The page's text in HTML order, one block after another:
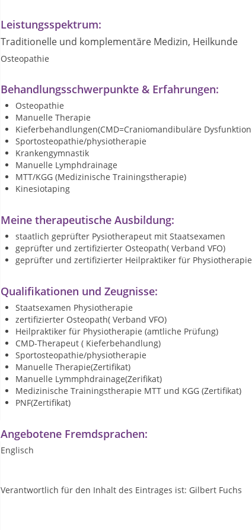
Leistungsspektrum:
Traditionelle und komplementäre Medizin, Heilkunde
Osteopathie
Behandlungsschwerpunkte & Erfahrungen:
Osteopathie
Manuelle Therapie
Kieferbehandlungen(CMD=Craniomandibuläre Dysfunktion
Sportosteopathie/physiotherapie
Krankengymnastik
Manuelle Lymphdrainage
MTT/KGG (Medizinische Trainingstherapie)
Kinesiotaping
Meine therapeutische Ausbildung:
staatlich geprüfter Pysiotherapeut mit Staatsexamen
geprüfter und zertifizierter Osteopath( Verband VFO)
geprüfter und zertifizierter Heilpraktiker für Physiotherapie
Qualifikationen und Zeugnisse:
Staatsexamen Physiotherapie
zertifizierter Osteopath( Verband VFO)
Heilpraktiker für Physiotherapie (amtliche Prüfung)
CMD-Therapeut ( Kieferbehandlung)
Sportosteopathie/physiotherapie
Manuelle Therapie(Zertifikat)
Manuelle Lymmphdrainage(Zerifikat)
Medizinische Trainingstherapie MTT und KGG (Zertifikat)
PNF(Zertifikat)
Angebotene Fremdsprachen:
Englisch
Verantwortlich für den Inhalt des Eintrages ist: Gilbert Fuchs